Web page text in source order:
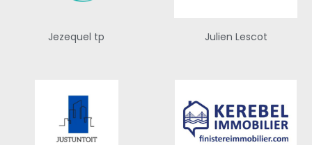
Jezequel tp Julien Lescot